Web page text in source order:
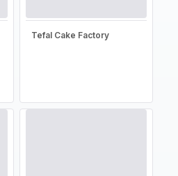
Tefal Cake Factory